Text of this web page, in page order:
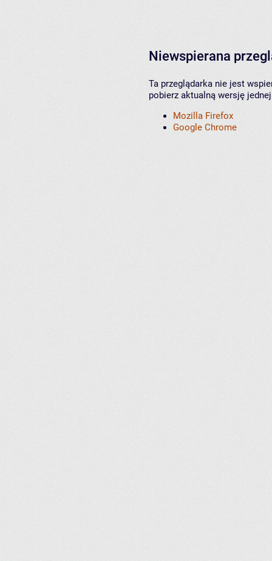
Niewspierana
Ta przeglądarka nie jest
pobierz aktualną wersję
Mozilla Firefox
Google Chrome